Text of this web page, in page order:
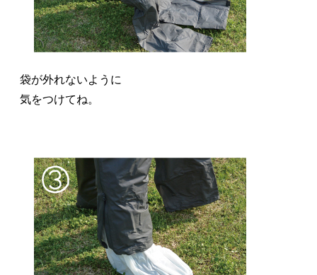
袋が外れないように
気をつけてね。